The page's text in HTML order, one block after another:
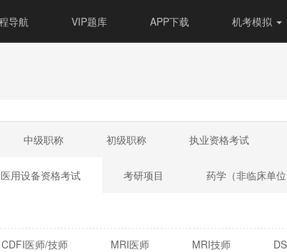
导航 VIP题库 APP下载 机考模拟
中级职称 初级职称 执业资格考试
用设备资格考试 考研项目 药学（非临床单位
CDFI医师/技师 MRI医师 MRI技师